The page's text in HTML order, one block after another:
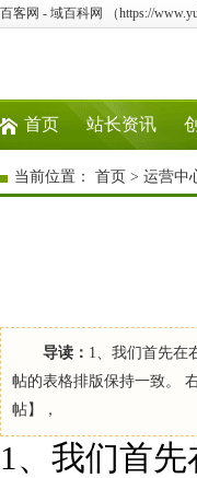
百客网 - 域百科网 （https://
首页 站长资讯
当前位置： 首页 > 运营中
导读： 1、我们首先在
帖的表格排版保持一致。
帖】，
1、我们首